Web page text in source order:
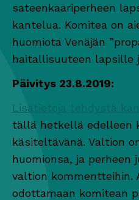
sateenkaariperheen
kantelua. Komitea on
huomiota Venäjän
haitallisuuteen lapsille
Päivitys 23.8.2019:
Lisätietoja tehdystä
tällä hetkellä edelleen
käsiteltävänä. Valtion
huomionsa, ja
valtion kommentteihin.
odottamaan komitean